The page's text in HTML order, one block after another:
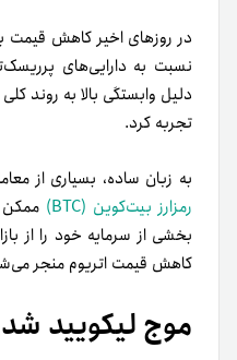
در روزهای اخیر کاهش قیمت
نسبت به دارایی‌های
دلیل وابستگی بالا به روند
تجربه کرد.
به زبان ساده، بسیاری از
رمزارز بیت‌کوین (BTC)
بخشی از سرمایه خود را از
کاهش قیمت اتریوم منجر
موج لیکویید